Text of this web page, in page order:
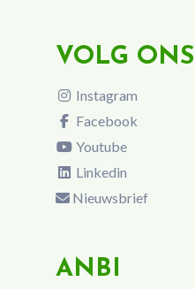
VOLG ONS
Instagram
Facebook
Youtube
Linkedin
Nieuwsbrief
ANBI